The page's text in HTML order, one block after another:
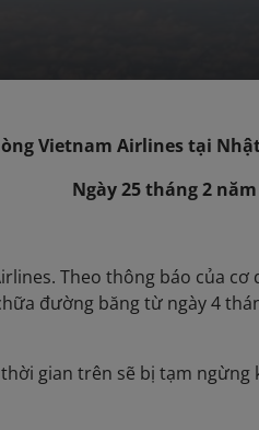
Vietnam Airlines tại
Ngày 25 tháng 2 năm
Theo thông báo của cơ
đường băng từ ngày 4
gian trên sẽ bị tạm ngừng